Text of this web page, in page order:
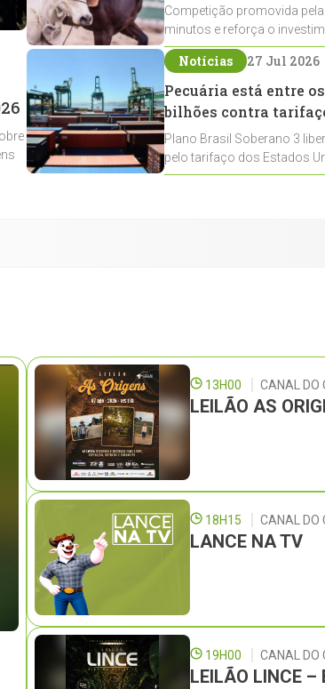
Competição promovida
minutos e reforça o
Crioulos voltados ao laço
Notícias 27 Jul 2026
Pecuária está entre
bilhões contra
Plano Brasil Soberano 3
pelo tarifaço dos Estados
contemplados
13H00 CANAL DO
LEILÃO AS
18H15 CANAL DO
LANCE NA TV
19H00 CANAL DO
LEILÃO LINCE –